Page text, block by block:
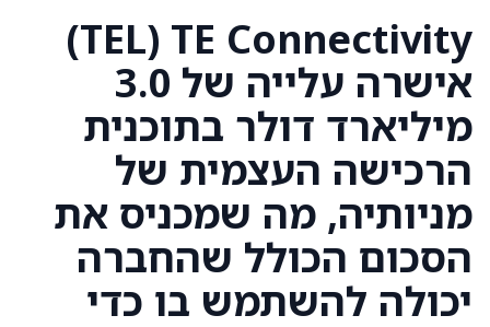
TE Connectivity ‏(TEL)
אישרה עלייה של 3.0
מיליארד דולר בתוכנית
הרכישה העצמית של
מניותיה, מה שמכניס את
הסכום הכולל שהחברה
יכולה להשתמש בו כדי